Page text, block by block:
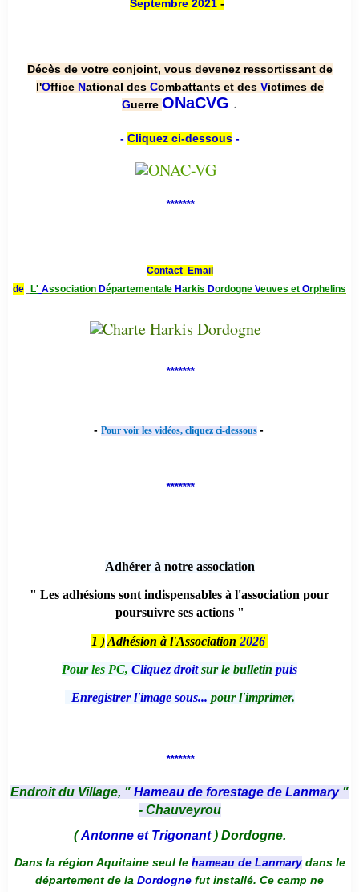
Septembre 2021 -
Décès de votre conjoint, vous devenez ressortissant de
l'Office National des Combattants et des Victimes de
Guerre ONaCVG .
- Cliquez ci-dessous-
*******
Contact Email
de
L' Association Départementale Harkis Dordogne Veuves et Orphelins
*******
- Pour voir les vidéos, cliquez ci-dessous -
*******
Adhérer à notre association
" Les adhésions sont indispensables à l'association pour
poursuivre ses actions "
1 ) Adhésion à l'Association 2026
Pour les PC, Cliquez droitsur le bulletin puis
Enregistrer l'image sous... pour l'imprimer.
*******
Endroit du Village, " Hameau de forestage de Lanmary "
- Chauveyrou
(Antonne et Trigonant) Dordogne.
Dans la région Aquitaine seul le hameau de Lanmarydans le
département de la Dordogne fut installé. Ce camp ne